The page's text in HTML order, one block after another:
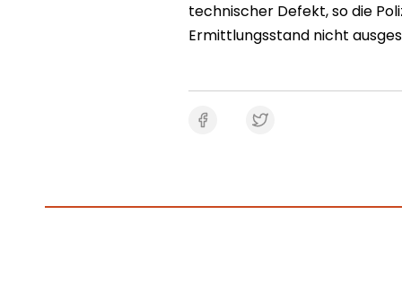
technischer Defekt, so die
Ermittlungsstand nicht